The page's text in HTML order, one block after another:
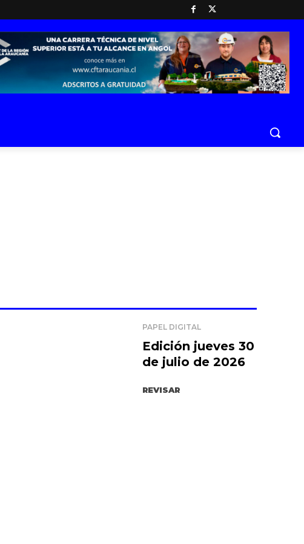
PAPEL DIGITAL
Edición jueves 30
de julio de 2026
REVISAR